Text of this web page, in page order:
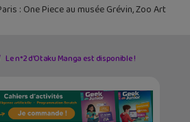
: One Piece au musée Grévin, Zoo Art
Le n°2 d’Otaku Manga est disponible !